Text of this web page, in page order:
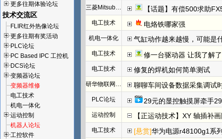
更多往期体验论坛
技术交流区
FLIR红外热像论坛
更多往期有奖活动
PLC论坛
PC Based IPC 工控机
DCS论坛
变频器论坛
变频器维修
电工技术
机电一体化
运动控制
机器人论坛
工控软件
三菱Mitsubishi 【话题】有偿500求助
电工技术 电烙铁哪家强
机电一体化 气缸动作越来越慢，可能是
电工技术 修一台驱动器 让我了解
电工技术 修复的焊机如何简单测试
研华物联网论坛 聊聊车间设备数据采集调试
PLC论坛 29元的显控触摸屏牵手
运动控制 【正运动技术】XY 轴插补
电工技术 [悬赏]华为电源r48100g1系